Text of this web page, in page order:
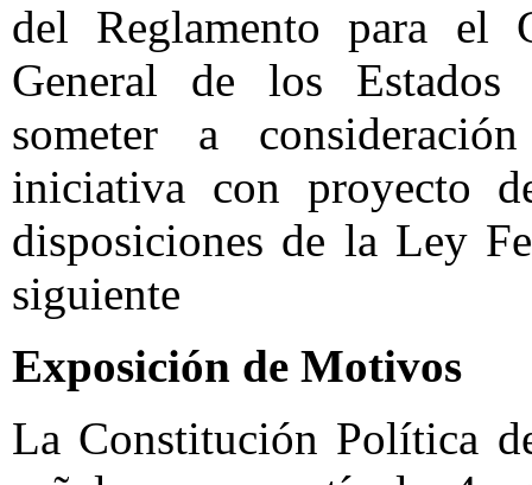
del Reglamento para el
General de los
someter a
iniciativa con proyecto
disposiciones de la Ley
siguiente
Exposición de Motivos
La Constitución Política